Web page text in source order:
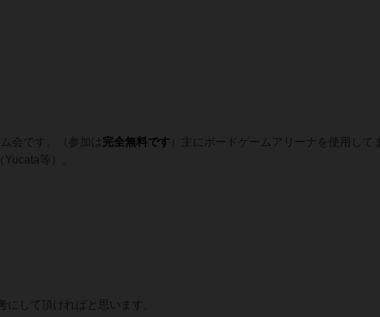
会です。（参加は 完全無料です ）主にボードゲームアリーナを使用して
等）。
して頂ければと思います。